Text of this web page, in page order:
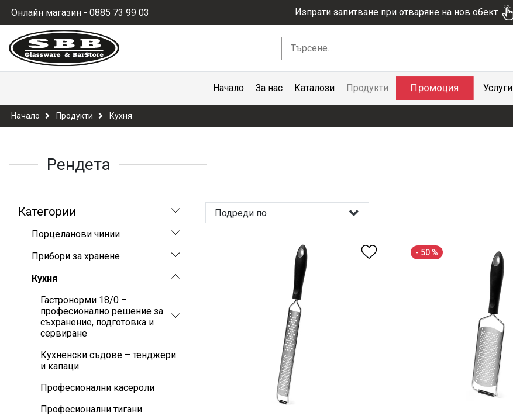
Онлайн магазин - 0885 73 99 03 Изпрати запитване при отваряне на нов обект
Начало За нас Каталози Продукти Промоция Услуги
Начало Продукти Кухня
Рендета
Категории
Порцеланови чинии
Прибори за хранене
Кухня
Гастронорми 18/0 –
професионално решение за
съхранение, подготовка и
сервиране
Кухненски съдове – тенджери
и капаци
Професионални касероли
Професионални тигани
Подреди по
- 50 %